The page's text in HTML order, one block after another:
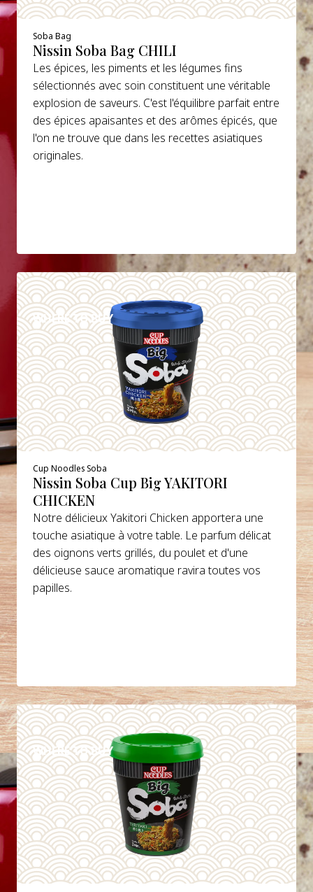
Soba Bag
Nissin Soba Bag CHILI
Les épices, les piments et les légumes fins
sélectionnés avec soin constituent une véritable
explosion de saveurs. C'est l'équilibre parfait entre
des épices apaisantes et des arômes épicés, que
l'on ne trouve que dans les recettes asiatiques
originales.
WHERE TO BUY
DETAILS
Cup Noodles Soba
Nissin Soba Cup Big YAKITORI
CHICKEN
Notre délicieux Yakitori Chicken apportera une
touche asiatique à votre table. Le parfum délicat
des oignons verts grillés, du poulet et d'une
délicieuse sauce aromatique ravira toutes vos
papilles.
WHERE TO BUY
DETAILS